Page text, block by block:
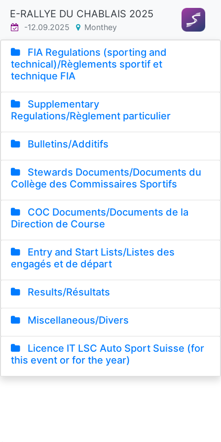
E-RALLYE DU CHABLAIS 2025
-12.09.2025 Monthey
FIA Regulations (sporting and
technical)/Règlements sportif et
technique FIA
Supplementary
Regulations/Règlement particulier
Bulletins/Additifs
Stewards Documents/Documents du
Collège des Commissaires Sportifs
COC Documents/Documents de la
Direction de Course
Entry and Start Lists/Listes des
engagés et de départ
Results/Résultats
Miscellaneous/Divers
Licence IT LSC Auto Sport Suisse (for
this event or for the year)